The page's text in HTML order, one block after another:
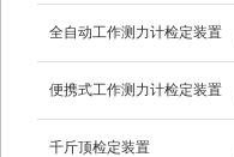
全自动工作测力计检定装置
便携式工作测力计检定装置
千斤顶检定装置